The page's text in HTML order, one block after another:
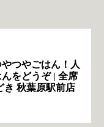
つやごはん！人
をどうぞ | 全席
き 秋葉原駅前店